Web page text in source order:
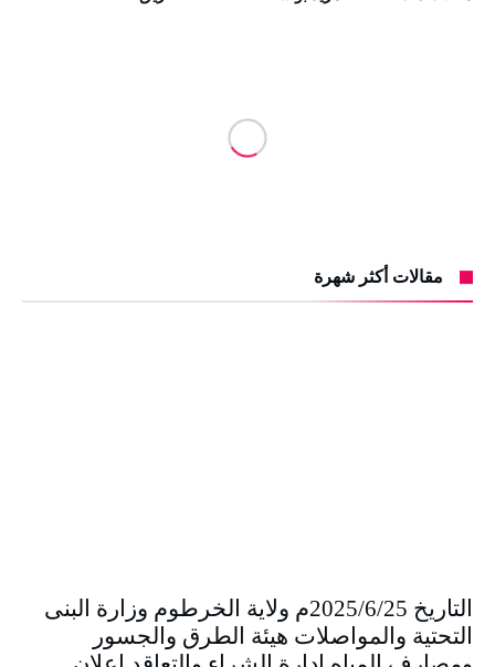
مقالات أكثر شهرة
التاريخ 2025/6/25م ولاية الخرطوم وزارة البنى
التحتية والمواصلات هيئة الطرق والجسور